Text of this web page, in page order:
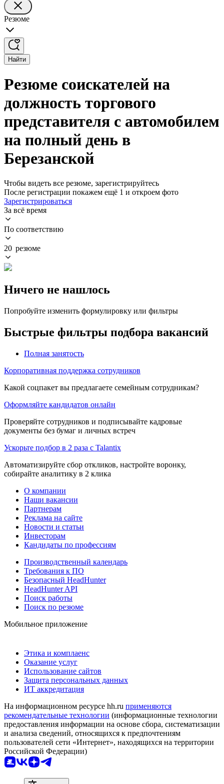
Резюме
Найти
Резюме соискателей на
должность торгового
представителя с автомобилем
на полный день в
Березанской
Чтобы видеть все резюме, зарегистрируйтесь
После регистрации покажем ещё 1 и откроем фото
Зарегистрироваться
За всё время
По соответствию
20 резюме
Ничего не нашлось
Попробуйте изменить формулировку или фильтры
Быстрые фильтры подбора вакансий
Полная занятость
Корпоративная поддержка сотрудников
Какой соцпакет вы предлагаете семейным сотрудникам?
Оформляйте кандидатов онлайн
Проверяйте сотрудников и подписывайте кадровые
документы без бумаг и личных встреч
Ускорьте подбор в 2 раза с Talantix
Автоматизируйте сбор откликов, настройте воронку,
собирайте аналитику в 2 клика
О компании
Наши вакансии
Партнерам
Реклама на сайте
Новости и статьи
Инвесторам
Кандидаты по профессиям
Производственный календарь
Требования к ПО
Безопасный HeadHunter
HeadHunter API
Поиск работы
Поиск по резюме
Мобильное приложение
Этика и комплаенс
Оказание услуг
Использование сайтов
Защита персональных данных
ИТ аккредитация
На информационном ресурсе hh.ru применяются
рекомендательные технологии (информационные технологии
предоставления информации на основе сбора, систематизации
и анализа сведений, относящихся к предпочтениям
пользователей сети «Интернет», находящихся на территории
Российской Федерации)